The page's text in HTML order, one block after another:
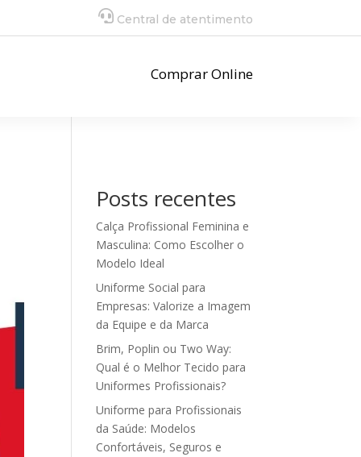
Central de atentimento
Comprar Online
Posts recentes
Calça Profissional Feminina e
Masculina: Como Escolher o
Modelo Ideal
Uniforme Social para
Empresas: Valorize a Imagem
da Equipe e da Marca
Brim, Poplin ou Two Way:
Qual é o Melhor Tecido para
Uniformes Profissionais?
Uniforme para Profissionais
da Saúde: Modelos
Confortáveis, Seguros e